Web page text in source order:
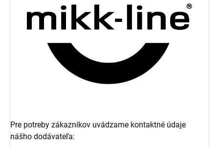
Pre potreby zákazníkov uvádzame kontaktné údaje
nášho dodávateľa: